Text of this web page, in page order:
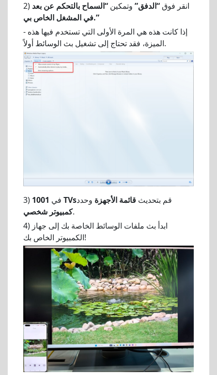
2) انقر فوق“الدفق” وتمكين “السماح بالتحكم عن بعد
في المشغل الخاص بي.”
- إذا كانت هذه هي المرة الأولى التي تستخدم فيها هذه
الميزة، فقد تحتاج إلى تشغيل بث الوسائط أولاً.
3) في 1001 TVs قم بتحديث قائمة الأجهزة وحدد
كمبيوتر شخصي.
4) ابدأ بث ملفات الوسائط الخاصة بك إلى جهاز
الكمبيوتر الخاص بك!